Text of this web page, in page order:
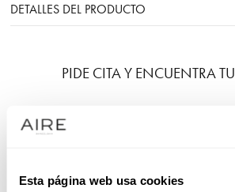
Esta página web usa cookies
DETALLES DEL PRODUCTO
PIDE CITA Y ENCUENTRA